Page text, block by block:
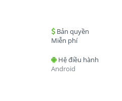
Bản quyền
Miễn phí
Hệ điều hành
Android